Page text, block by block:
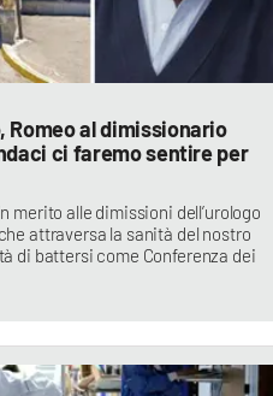
Romeo al dimissionario
ci faremo sentire per
merito alle dimissioni dell’urologo
attraversa la sanità del nostro
di battersi come Conferenza dei